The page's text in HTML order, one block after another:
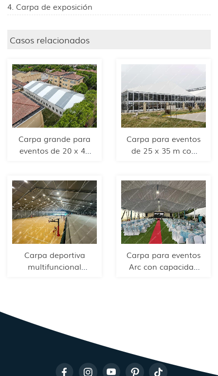
4. Carpa de exposición
Casos relacionados
Carpa grande para
eventos de 20 x 45
Carpa para eventos
de 25 x 35 m con
Carpa deportiva
multifuncional
Carpa para eventos
Arc con capacidad